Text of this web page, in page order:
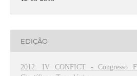
EDIÇÃO
2012: IV CONFICT - Congresso